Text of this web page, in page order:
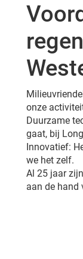
onze
Duurzame
gaat, bij
Innovatief:
we het zelf.
Al 25 jaar
aan de hand